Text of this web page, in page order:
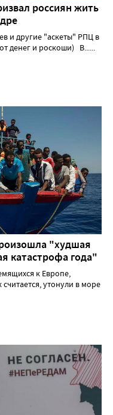
россиян жить
и другие "аскеты" РПЦ в
денег и роскоши) В......
"худшая
катастрофа года"
к Европе,
утонули в море